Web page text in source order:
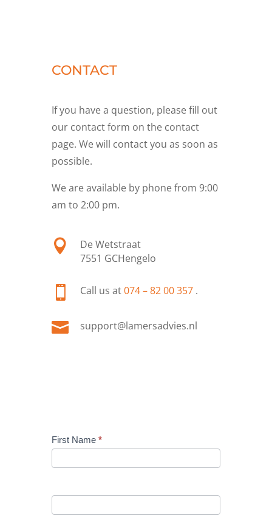
CONTACT
If you have a question, please fill out
our contact form on the contact
page. We will contact you as soon as
possible.
We are available by phone from 9:00
am to 2:00 pm.

De Wetstraat
7551 GCHengelo
 Call us at074 – 82 00 357 .
 support@lamersadvies.nl
Contact
Form
First Name *